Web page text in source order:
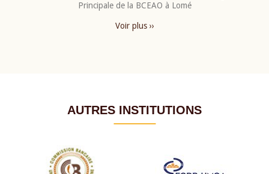
Principale de la BCEAO à Lomé
Voir plus ››
AUTRES INSTITUTIONS